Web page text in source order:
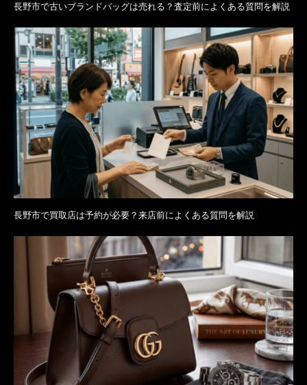
長野市で古いブランドバッグは売れる？査定前によくある質問を解説
長野市で買取店は予約が必要？来店前によくある質問を解説